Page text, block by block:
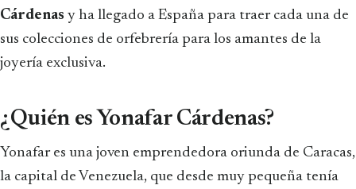
Cárdenas y ha llegado a España para traer cada una de
sus colecciones de orfebrería para los amantes de la
joyería exclusiva.
¿Quién es Yonafar Cárdenas?
Yonafar es una joven emprendedora oriunda de Caracas,
la capital de Venezuela, que desde muy pequeña tenía